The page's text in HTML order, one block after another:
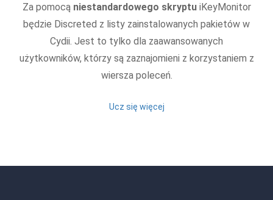
Za pomocą niestandardowego skryptuiKeyMonitor
będzie Discreted z listy zainstalowanych pakietów w
Cydii. Jest to tylko dla zaawansowanych
użytkowników, którzy są zaznajomieni z korzystaniem z
wiersza poleceń.
Ucz się więcej